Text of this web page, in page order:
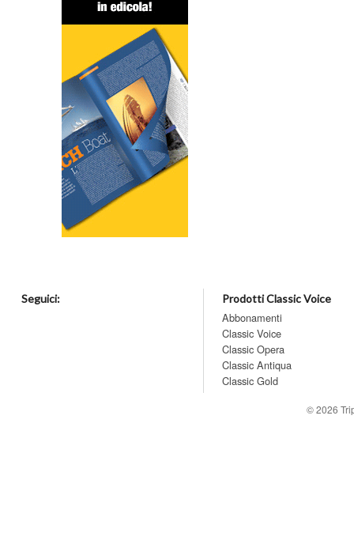
Seguici: Prodotti Classic Voice
Abbonamenti
Classic Voice
Classic Opera
Classic Antiqua
Classic Gold
© 2026